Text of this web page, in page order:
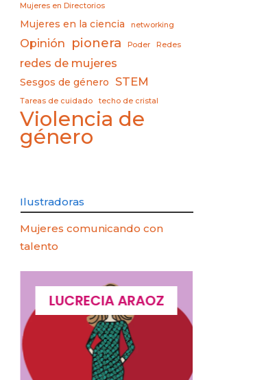
Mujeres en Directorios
Mujeres en la ciencia networking
Opinión pionera Poder Redes
redes de mujeres
Sesgos de género STEM
Tareas de cuidado techo de cristal
Violencia de
género
Ilustradoras
Mujeres comunicando con
talento
LUCRECIA ARAOZ